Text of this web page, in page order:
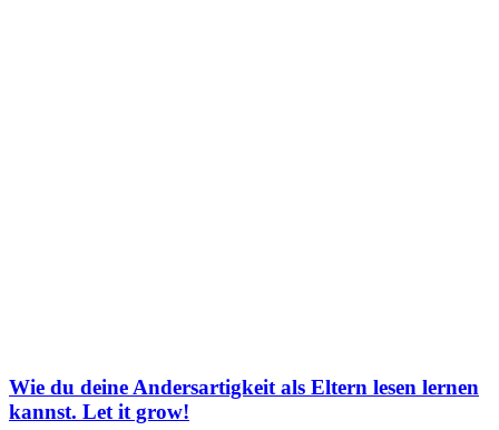
Wie du deine Andersartigkeit als Eltern lesen lernen
kannst. Let it grow!